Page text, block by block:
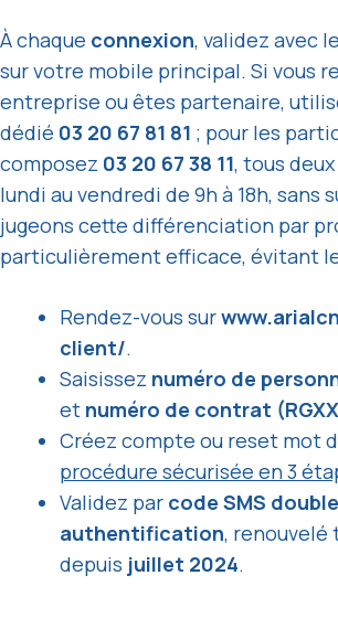
À chaque connexion, validez avec
sur votre mobile principal. Si vous
entreprise ou êtes partenaire,
dédié 03 20 67 81 81 ; pour les
composez 03 20 67 38 11, tous
lundi au vendredi de 9h à 18h, sans
jugeons cette différenciation par
particulièrement efficace, évitant
Rendez-vous sur
client/.
Saisissez numéro de
et numéro de contrat
Créez compte ou reset mot
procédure sécurisée en 3
Validez par code SMS double
authentification, renouvelé
depuis juillet 2024.